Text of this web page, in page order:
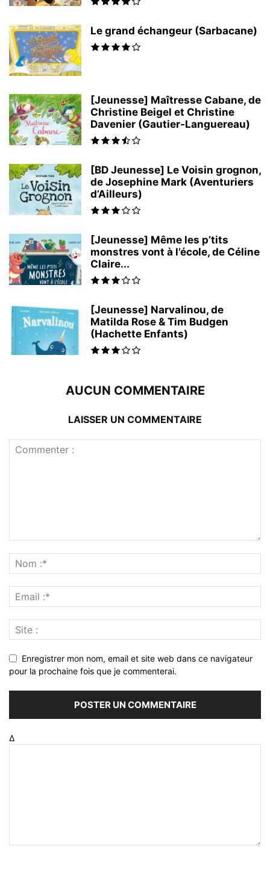
Le grand échangeur (Sarbacane)
[Jeunesse] Maîtresse Cabane, de
Christine Beigel et Christine
Davenier (Gautier-Languereau)
[BD Jeunesse] Le Voisin grognon,
de Josephine Mark (Aventuriers
d’Ailleurs)
[Jeunesse] Même les p’tits
monstres vont à l’école, de Céline
Claire...
[Jeunesse] Narvalinou, de
Matilda Rose & Tim Budgen
(Hachette Enfants)
AUCUN COMMENTAIRE
LAISSER UN COMMENTAIRE
Enregistrer mon nom, email et site web dans ce navigateur
pour la prochaine fois que je commenterai.
Δ